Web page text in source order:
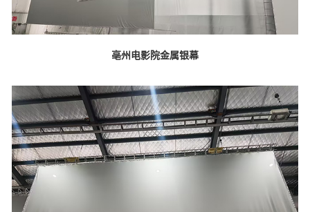
亳州电影院金属银幕